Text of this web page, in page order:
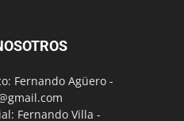
Fernando Agüero -
Fernando Villa -